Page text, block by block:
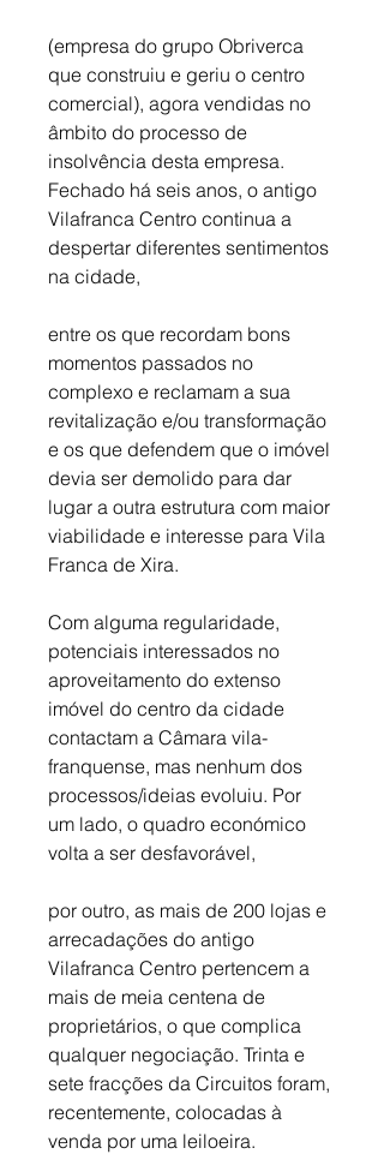
(empresa do grupo Obriverca
que construiu e geriu o centro
comercial), agora vendidas no
âmbito do processo de
insolvência desta empresa.
Fechado há seis anos, o antigo
Vilafranca Centro continua a
despertar diferentes sentimentos
na cidade,
entre os que recordam bons
momentos passados no
complexo e reclamam a sua
revitalização e/ou transformação
e os que defendem que o imóvel
devia ser demolido para dar
lugar a outra estrutura com maior
viabilidade e interesse para Vila
Franca de Xira.
Com alguma regularidade,
potenciais interessados no
aproveitamento do extenso
imóvel do centro da cidade
contactam a Câmara vila-
franquense, mas nenhum dos
processos/ideias evoluiu. Por
um lado, o quadro económico
volta a ser desfavorável,
por outro, as mais de 200 lojas e
arrecadações do antigo
Vilafranca Centro pertencem a
mais de meia centena de
proprietários, o que complica
qualquer negociação. Trinta e
sete fracções da Circuitos foram,
recentemente, colocadas à
venda por uma leiloeira.